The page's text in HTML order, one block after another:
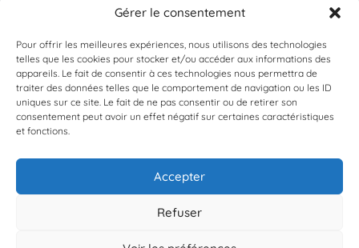
Gérer le consentement
Pour offrir les meilleures expériences, nous utilisons des technologies
telles que les cookies pour stocker et/ou accéder aux informations des
appareils. Le fait de consentir à ces technologies nous permettra de
traiter des données telles que le comportement de navigation ou les ID
uniques sur ce site. Le fait de ne pas consentir ou de retirer son
consentement peut avoir un effet négatif sur certaines caractéristiques
et fonctions.
Accepter
Refuser
À propos de BioLit
Vos données d'observation
Ressources
Résultats du programme
Contacts
S'INSCRIRE À LA NEWSLETTER
Inscrivez-vous dès maintenant